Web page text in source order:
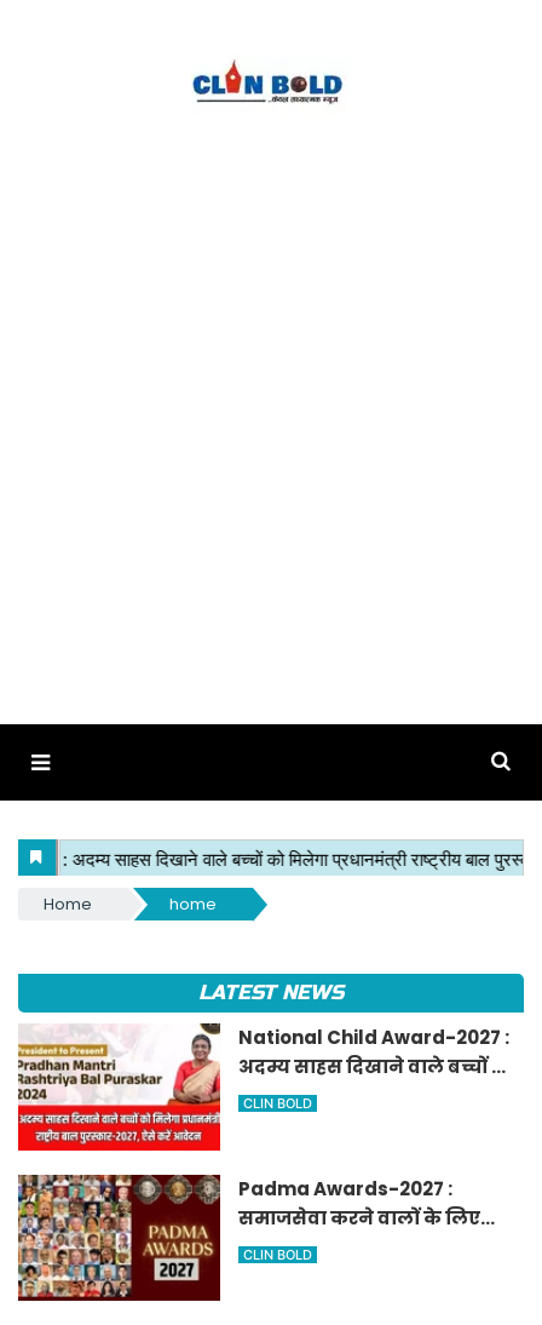
Home home
LATEST NEWS
National Child Award-2027 :
अदम्य साहस दिखाने वाले बच्चों को
मिलेगा प्रधानमंत्री राष्ट्रीय बाल
CLIN BOLD
Padma Awards-2027 :
समाजसेवा करने वालों के लिए
सुनेहरा मौका, गृह मंत्रालय ने
CLIN BOLD